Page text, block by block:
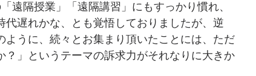
隔授業」「遠隔講習」にもすっかり慣れ、
遅れかな、とも覚悟しておりましたが、逆
うに、続々とお集まり頂いたことには、ただ
」というテーマの訴求力がそれなりに大きか